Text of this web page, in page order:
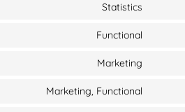
Statistics
Functional
Marketing
Marketing, Functional